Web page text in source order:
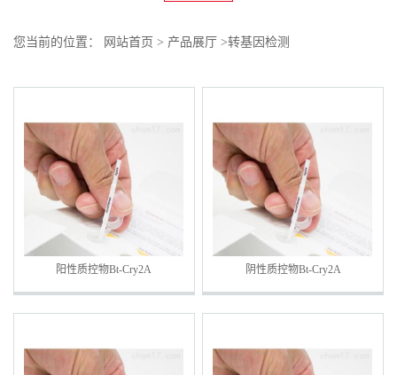
您当前的位置： 网站首页 > 产品展厅 >转基因检测
阳性质控物Bt-Cry2A 阴性质控物Bt-Cry2A